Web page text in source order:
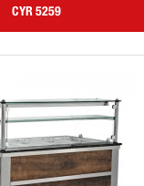
CYR 5259